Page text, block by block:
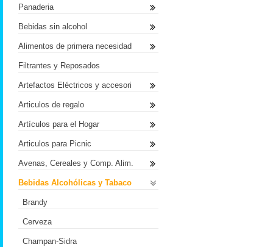
Panaderia
Bebidas sin alcohol
Alimentos de primera necesidad
Filtrantes y Reposados
Artefactos Eléctricos y accesori
Articulos de regalo
Artículos para el Hogar
Articulos para Picnic
Avenas, Cereales y Comp. Alim.
Bebidas Alcohólicas y Tabaco
Brandy
Cerveza
Champan-Sidra